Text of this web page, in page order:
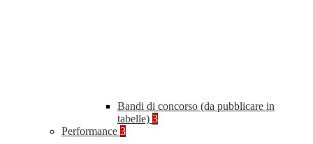
Bandi di concorso (da pubblicare in
tabelle) 3
Performance 3